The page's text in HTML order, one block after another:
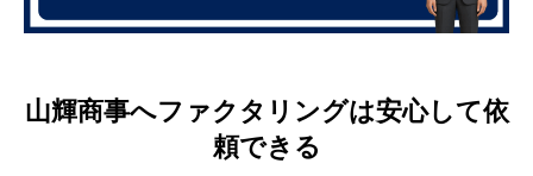
山輝商事へファクタリングは安心して依
頼できる